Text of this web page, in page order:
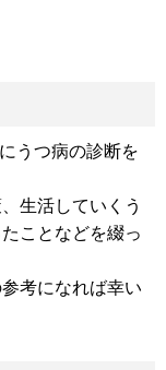
うつ病の診断を
生活していくう
ことなどを綴っ
考になれば幸い